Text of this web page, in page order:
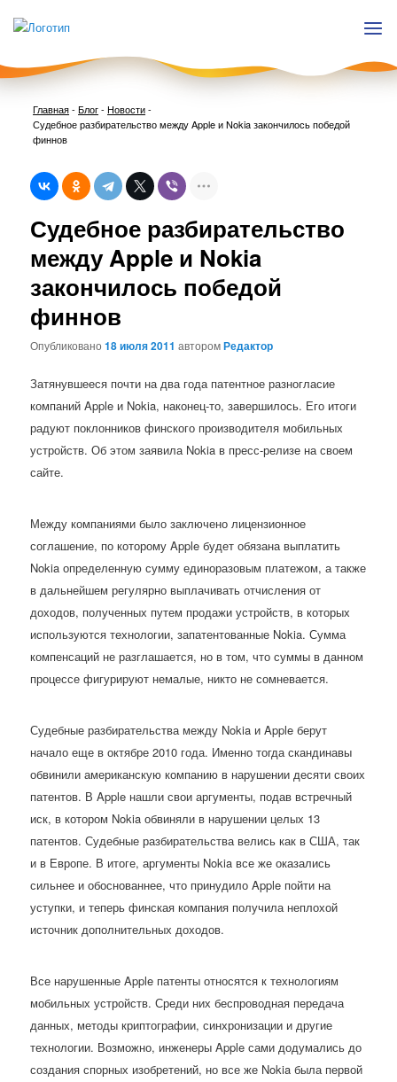
Главная-Блог- Новости-
Судебное разбирательство между Apple и Nokia закончилось победой
финнов
Судебное разбирательство
между Apple и Nokia
закончилось победой
финнов
Опубликовано18 июля 2011 авторомРедактор
Затянувшееся почти на два года патентное разногласие
компаний Apple и Nokia, наконец-то, завершилось. Его итоги
радуют поклонников финского производителя мобильных
устройств. Об этом заявила Nokia в пресс-релизе на своем
сайте.
Между компаниями было заключено лицензионное
соглашение, по которому Apple будет обязана выплатить
Nokia определенную сумму единоразовым платежом, а также
в дальнейшем регулярно выплачивать отчисления от
доходов, полученных путем продажи устройств, в которых
используются технологии, запатентованные Nokia. Сумма
компенсаций не разглашается, но в том, что суммы в данном
процессе фигурируют немалые, никто не сомневается.
Судебные разбирательства между Nokia и Apple берут
начало еще в октябре 2010 года. Именно тогда скандинавы
обвинили американскую компанию в нарушении десяти своих
патентов. В Apple нашли свои аргументы, подав встречный
иск, в котором Nokia обвиняли в нарушении целых 13
патентов. Судебные разбирательства велись как в США, так
и в Европе. В итоге, аргументы Nokia все же оказались
сильнее и обоснованнее, что принудило Apple пойти на
уступки, и теперь финская компания получила неплохой
источник дополнительных доходов.
Все нарушенные Apple патенты относятся к технологиям
мобильных устройств. Среди них беспроводная передача
данных, методы криптографии, синхронизации и другие
технологии. Возможно, инженеры Apple сами додумались до
создания спорных изобретений, но все же Nokia была первой